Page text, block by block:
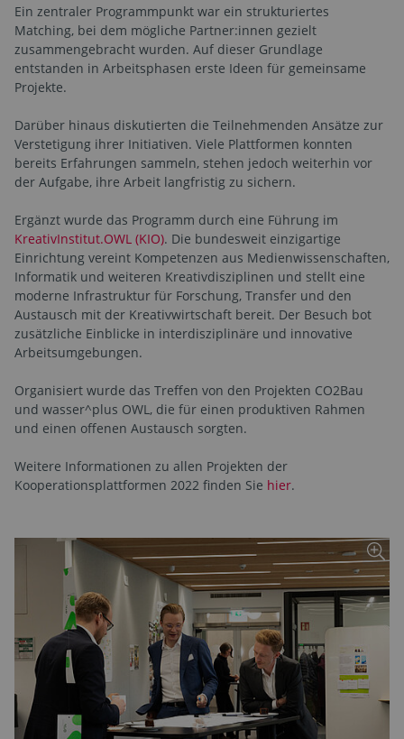
Ein zentraler Programmpunkt war ein strukturiertes
Matching, bei dem mögliche Partner:innen gezielt
zusammengebracht wurden. Auf dieser Grundlage
entstanden in Arbeitsphasen erste Ideen für gemeinsame
Projekte.
Darüber hinaus diskutierten die Teilnehmenden Ansätze zur
Verstetigung ihrer Initiativen. Viele Plattformen konnten
bereits Erfahrungen sammeln, stehen jedoch weiterhin vor
der Aufgabe, ihre Arbeit langfristig zu sichern.
Ergänzt wurde das Programm durch eine Führung im
KreativInstitut.OWL (KIO). Die bundesweit einzigartige
Einrichtung vereint Kompetenzen aus Medienwissenschaften,
Informatik und weiteren Kreativdisziplinen und stellt eine
moderne Infrastruktur für Forschung, Transfer und den
Austausch mit der Kreativwirtschaft bereit. Der Besuch bot
zusätzliche Einblicke in interdisziplinäre und innovative
Arbeitsumgebungen.
Organisiert wurde das Treffen von den Projekten CO2Bau
und wasser^plus OWL, die für einen produktiven Rahmen
und einen offenen Austausch sorgten.
Weitere Informationen zu allen Projekten der
Kooperationsplattformen 2022 finden Sie hier.